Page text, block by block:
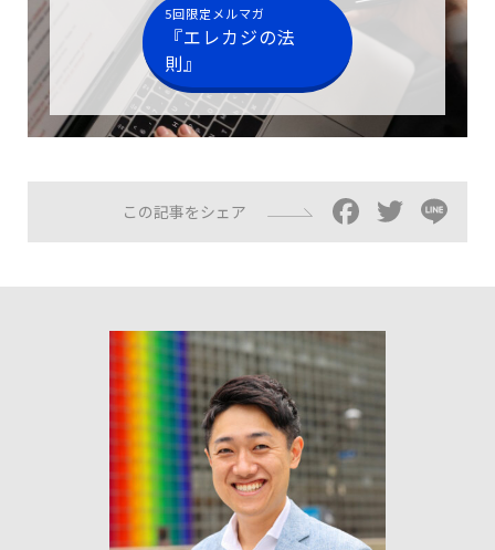
5回限定メルマガ
『エレカジの法
則』
この記事をシェア